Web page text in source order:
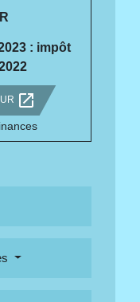
: impôt
open_in_new